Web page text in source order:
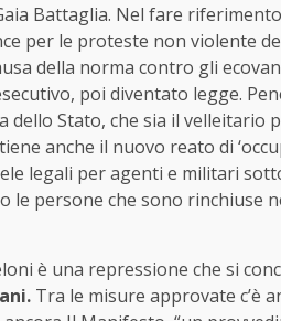
Battaglia. Nel fare
per le proteste non violente
della norma contro gli
poi diventato legge.
Stato, che sia il velleitario
anche il nuovo reato di
legali per agenti e militari
persone che sono rinchiuse
è una repressione che si
Tra le misure approvate c’è